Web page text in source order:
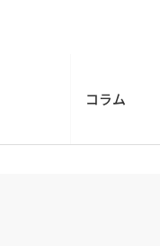
コラム